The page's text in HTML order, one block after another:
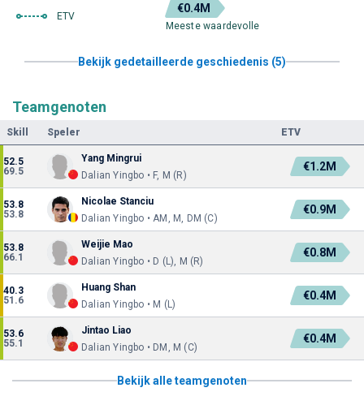
ETV
€0.4M
Meeste waardevolle
Bekijk gedetailleerde geschiedenis (5)
Teamgenoten
Skill Speler ETV
52.5
69.5
Yang Mingrui
Dalian Yingbo • F, M (R)
€1.2M
53.8
53.8
Nicolae Stanciu
Dalian Yingbo • AM, M, DM (C)
€0.9M
53.8
66.1
Weijie Mao
Dalian Yingbo • D (L), M (R)
€0.8M
40.3
51.6
Huang Shan
Dalian Yingbo • M (L)
€0.4M
53.6
55.1
Jintao Liao
Dalian Yingbo • DM, M (C)
€0.4M
Bekijk alle teamgenoten